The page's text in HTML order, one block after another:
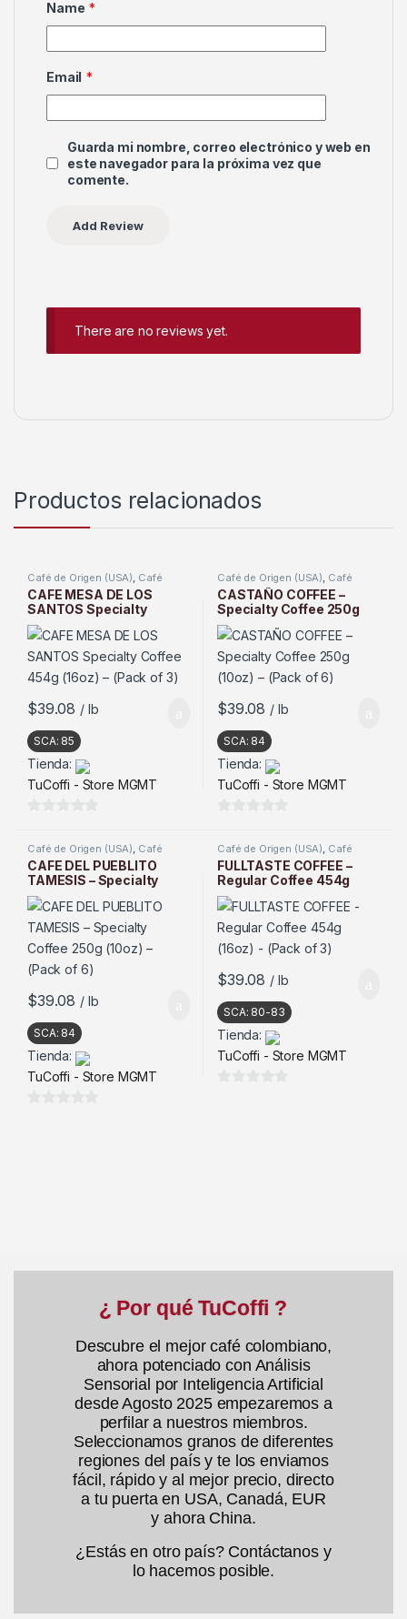
Name *
Email *
Guarda mi nombre, correo electrónico y web en
este navegador para la próxima vez que
comente.
There are no reviews yet.
Productos relacionados
Café de Origen (USA) Café
Tostado
CAFE MESA DE LOS
SANTOS Specialty
Coffee 454g (16oz) –
(Pack of 3)
$39.08 / lb
SCA: 85
Tienda:
TuCoffi - Store MGMT
d
e
5
Café de Origen (USA) Café
Tostado
CASTAÑO COFFEE –
Specialty Coffee 250g
(10oz) – (Pack of 6)
$39.08 / lb
SCA: 84
Tienda:
TuCoffi - Store MGMT
d
e
5
Café de Origen (USA) Café
Tostado
CAFE DEL PUEBLITO
TAMESIS – Specialty
Coffee 250g (10oz) –
(Pack of 6)
$39.08 / lb
SCA: 84
Tienda:
TuCoffi - Store MGMT
Café de Origen (USA) Café
Tostado
FULLTASTE COFFEE –
Regular Coffee 454g
(16oz) – (Pack of 3)
$39.08 / lb
SCA: 80-83
Tienda:
TuCoffi - Store MGMT
¿ Por qué TuCoffi ?
Descubre el mejor café colombiano,
ahora potenciado con Análisis
Sensorial por Inteligencia Artificial
desde Agosto 2025 empezaremos a
perfilar a nuestros miembros.
Seleccionamos granos de diferentes
regiones del país y te los enviamos
fácil, rápido y al mejor precio, directo
a tu puerta en USA, Canadá, EUR
y ahora China.
¿Estás en otro país? Contáctanos y
lo hacemos posible.